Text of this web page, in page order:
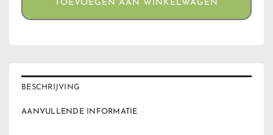
TOEVOEGEN AAN WINKELWAGEN
BESCHRIJVING
AANVULLENDE INFORMATIE